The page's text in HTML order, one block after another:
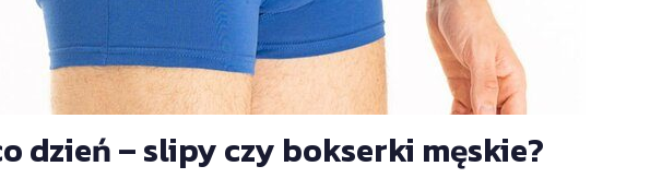
dzień – slipy czy bokserki męskie?